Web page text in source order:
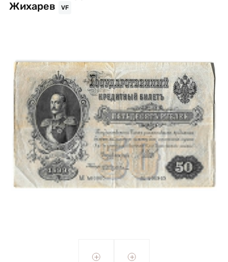
Жихарев
VF
+ +